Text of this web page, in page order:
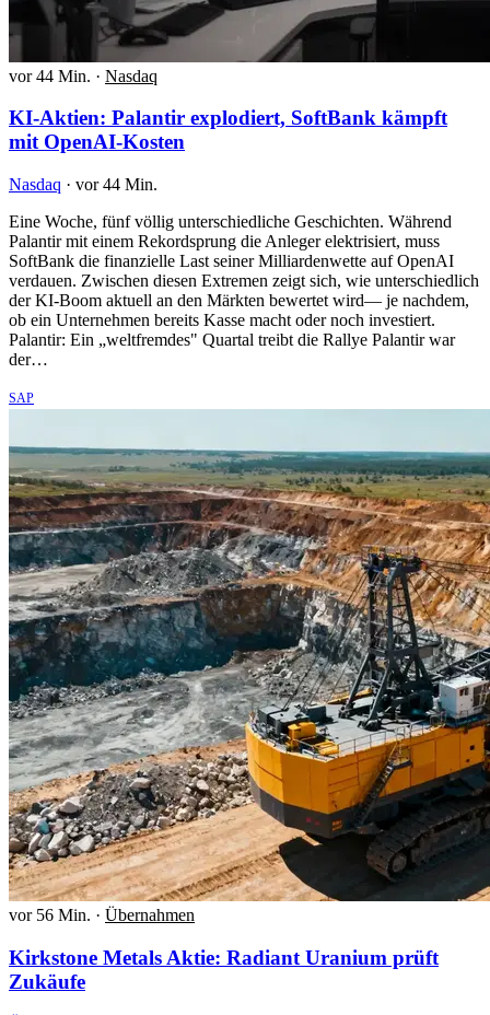
vor 44 Min. · Nasdaq
KI-Aktien: Palantir explodiert, SoftBank kämpft
mit OpenAI-Kosten
Nasdaq · vor 44 Min.
Eine Woche, fünf völlig unterschiedliche Geschichten. Während
Palantir mit einem Rekordsprung die Anleger elektrisiert, muss
SoftBank die finanzielle Last seiner Milliardenwette auf OpenAI
verdauen. Zwischen diesen Extremen zeigt sich, wie unterschiedlich
der KI-Boom aktuell an den Märkten bewertet wird— je nachdem,
ob ein Unternehmen bereits Kasse macht oder noch investiert.
Palantir: Ein „weltfremdes" Quartal treibt die Rallye Palantir war
der…
SAP
vor 56 Min. · Übernahmen
Kirkstone Metals Aktie: Radiant Uranium prüft
Zukäufe